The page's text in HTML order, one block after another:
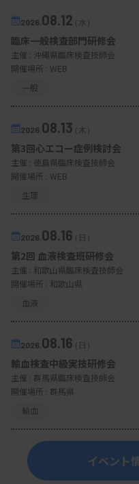
2026. 08.12（水）
臨床一般検査部門研修会
主催 : 沖縄県臨床検査技師会
開催場所 : WEB
一般
2026. 08.13（木）
第3回心エコー症例検討会
主催 : 徳島県臨床検査技師会
開催場所 : WEB
生理
2026. 08.16（日）
第2回 血液検査班研修会
主催 : 和歌山県臨床検査技師会
開催場所 : 和歌山県
血液
2026. 08.16（日）
輸血検査中級実技研修会
主催 : 群馬県臨床検査技師会
開催場所 : 群馬県
輸血
イベント